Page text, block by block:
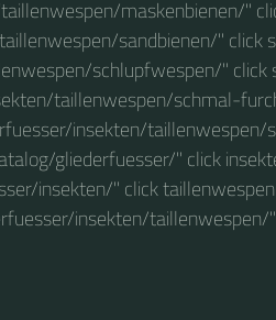
maskenbienen/"
sandbienen/" click
schlupfwespen/" click
taillenwespen/schmal-
insekten/taillenwespen/
gliederfuesser/" click
insekten/" click
insekten/taillenwespen/"